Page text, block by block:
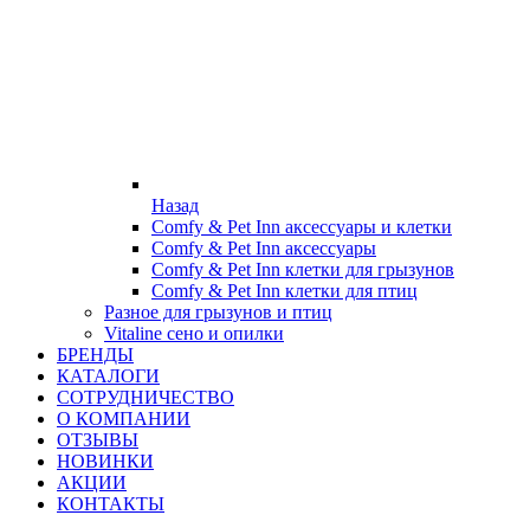
Назад
Comfy & Pet Inn аксессуары и клетки
Comfy & Pet Inn аксессуары
Comfy & Pet Inn клетки для грызунов
Comfy & Pet Inn клетки для птиц
Разное для грызунов и птиц
Vitaline сено и опилки
БРЕНДЫ
КАТАЛОГИ
СОТРУДНИЧЕСТВО
О КОМПАНИИ
ОТЗЫВЫ
НОВИНКИ
АКЦИИ
КОНТАКТЫ